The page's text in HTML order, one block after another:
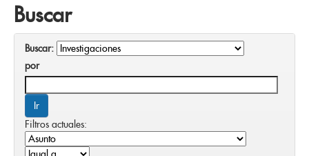
Buscar
Buscar:
por
Filtros actuales: